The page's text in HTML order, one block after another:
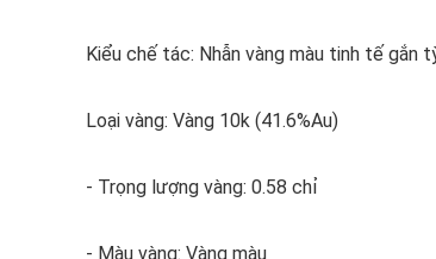
Kiểu chế tác: Nhẫn vàng màu tinh tế gắn
Loại vàng: Vàng 10k (41.6%Au)
- Trọng lượng vàng: 0.58 chỉ
- Màu vàng: Vàng màu